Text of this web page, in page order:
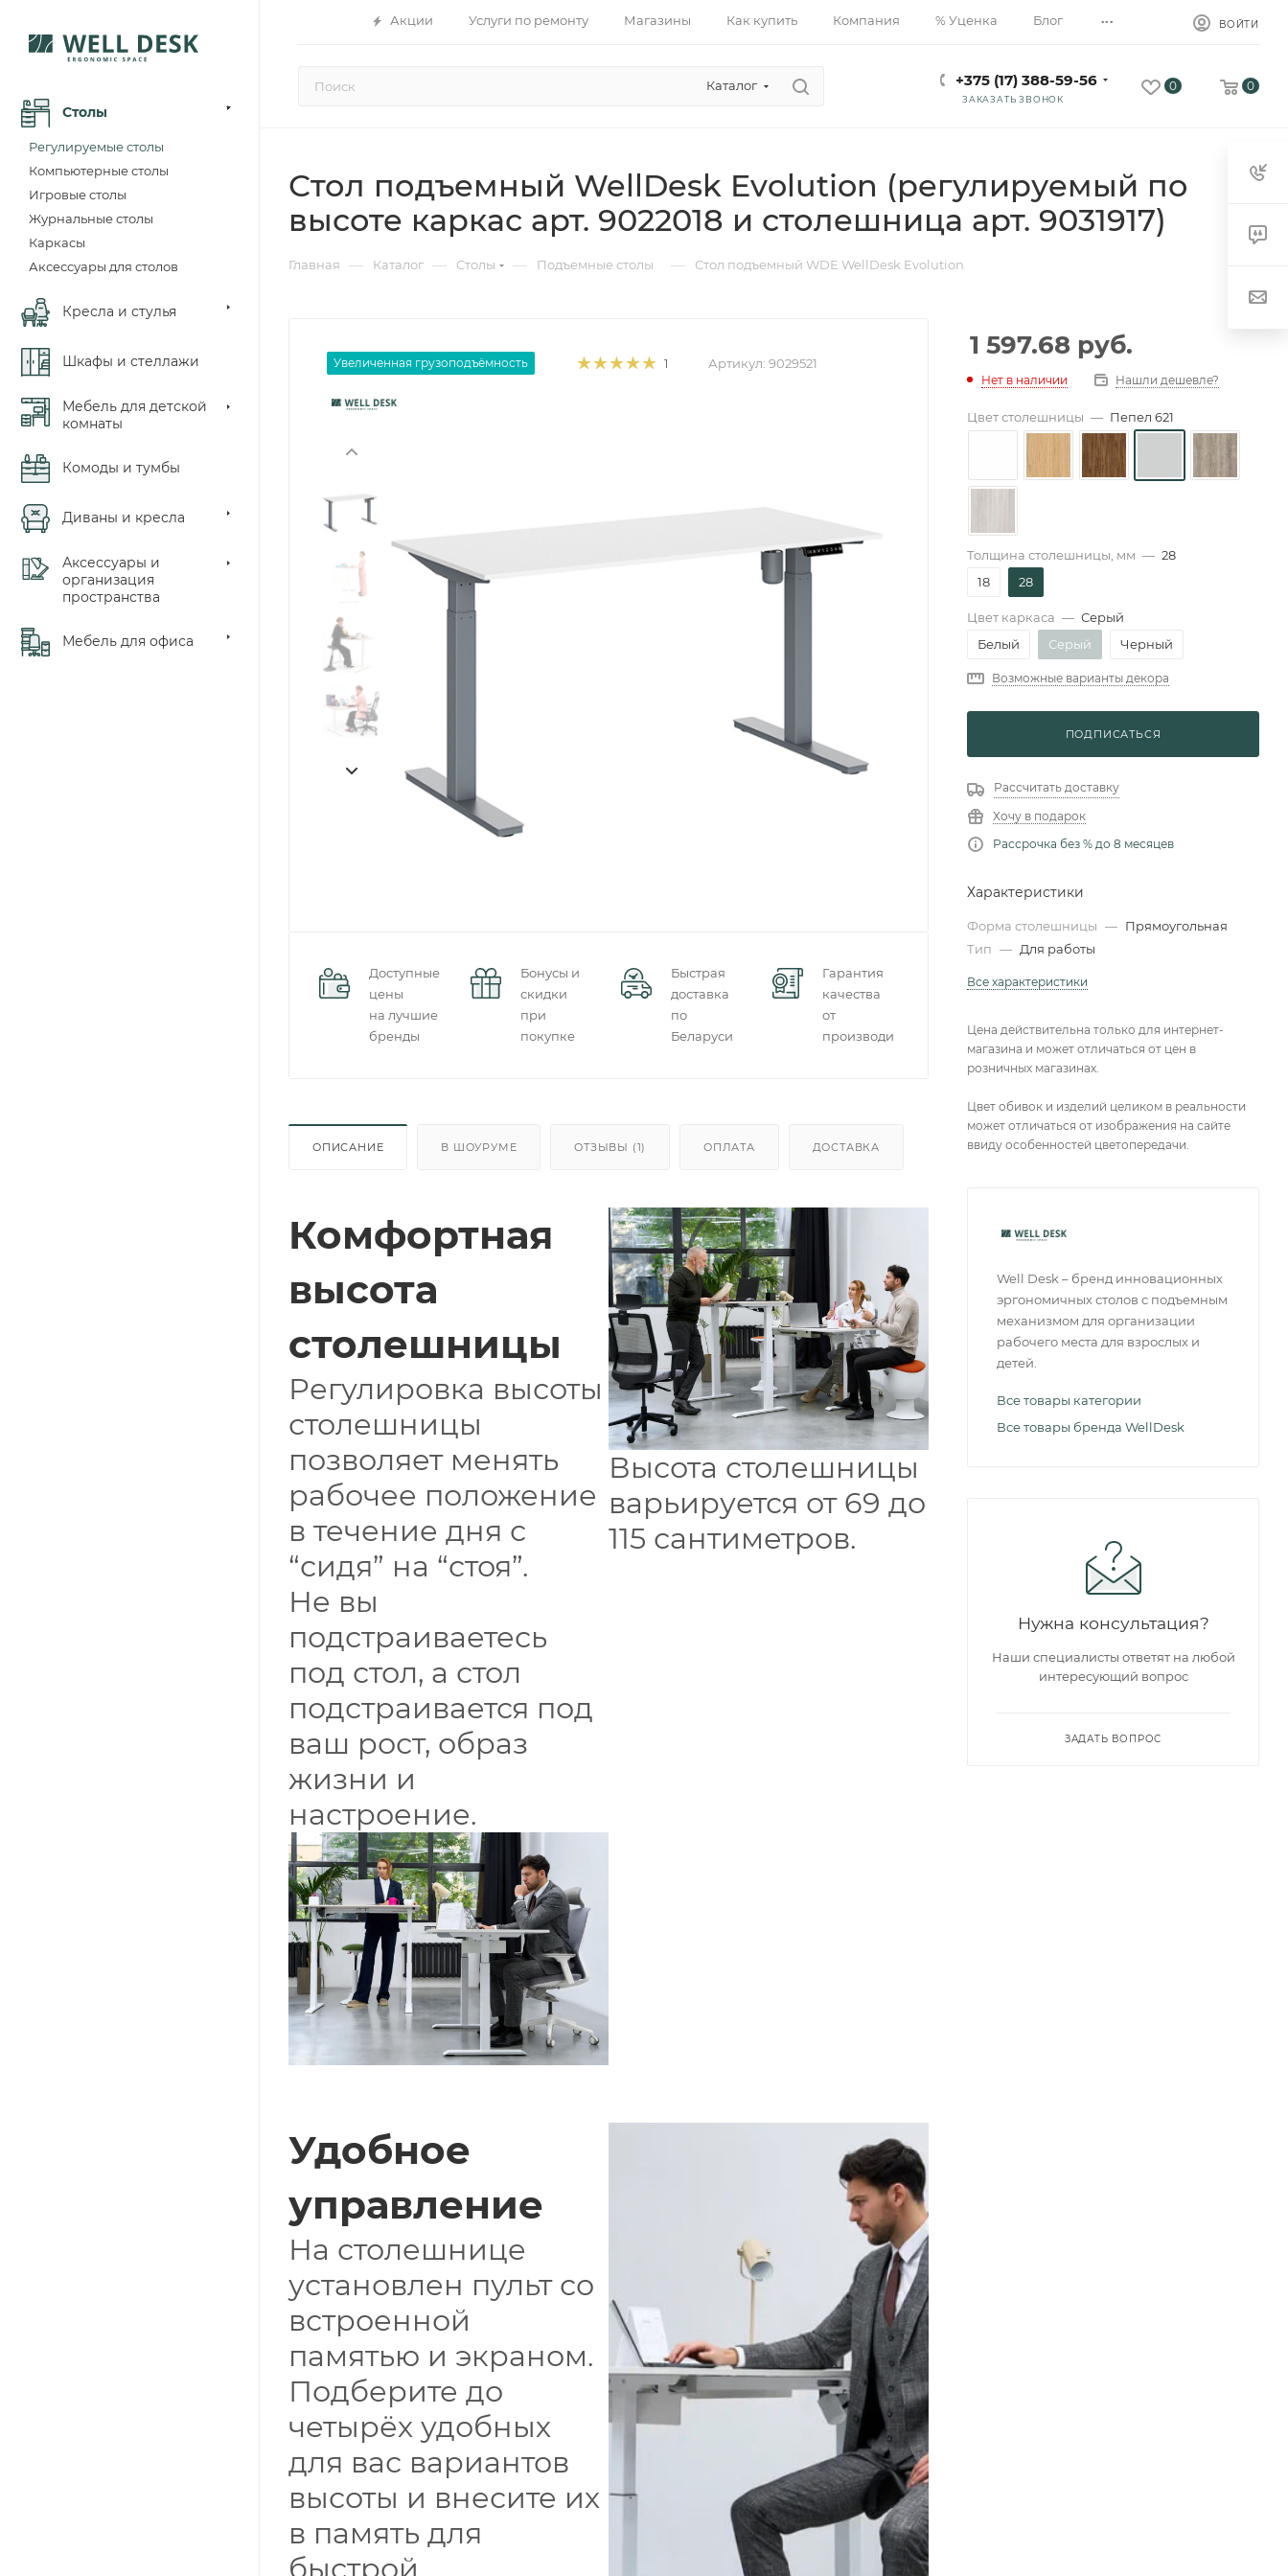
Акции Услуги по ремонту Магазины Как купить Компания % Уценка Блог ... ВОЙТИ
Каталог +375 (17) 388-59-56
ЗАКАЗАТЬ ЗВОНОК
0 0
Столы
Регулируемые столы
Компьютерные столы
Игровые столы
Журнальные столы
Каркасы
Аксессуары для столов
Кресла и стулья
Шкафы и стеллажи
Мебель для детской
комнаты
Комоды и тумбы
Диваны и кресла
Аксессуары и
организация
пространства
Мебель для офиса
Стол подъемный WellDesk Evolution (регулируемый по
высоте каркас арт. 9022018 и столешница арт. 9031917)
Главная — Каталог — Столы — Подъемные столы — Стол подъемный WDE WellDesk Evolution
Увеличенная грузоподъёмность 1 Артикул: 9029521
Доступные
цены
на лучшие
бренды
Бонусы и
скидки
при
покупке
Быстрая
доставка
по
Беларуси
Гарантия
качества
от
производителей
ОПИСАНИЕ В ШОУРУМЕ ОТЗЫВЫ (1) ОПЛАТА ДОСТАВКА
Комфортная
высота
столешницы
Регулировка высоты
столешницы
позволяет менять
рабочее положение
в течение дня с
“сидя” на “стоя”.
Не вы
подстраиваетесь
под стол, а стол
подстраивается под
ваш рост, образ
жизни и
настроение.
Высота столешницы
варьируется от 69 до
115 сантиметров.
Удобное
управление
На столешнице
установлен пульт со
встроенной
памятью и экраном.
Подберите до
четырёх удобных
для вас вариантов
высоты и внесите их
в память для
быстрой
1 597.68 руб.
Нет в наличии Нашли дешевле?
Цвет столешницы — Пепел 621
Толщина столешницы, мм — 28
18
28
Цвет каркаса — Серый
Белый
Серый Черный
Возможные варианты декора
ПОДПИСАТЬСЯ
Рассчитать доставку
Хочу в подарок
Рассрочка без % до 8 месяцев
Характеристики
Форма столешницы — Прямоугольная
Тип — Для работы
Все характеристики
Цена действительна только для интернет-
магазина и может отличаться от цен в
розничных магазинах.
Цвет обивок и изделий целиком в реальности
может отличаться от изображения на сайте
ввиду особенностей цветопередачи.
Well Desk – бренд инновационных
эргономичных столов с подъемным
механизмом для организации
рабочего места для взрослых и
детей.
Все товары категории
Все товары бренда WellDesk
Нужна консультация?
Наши специалисты ответят на любой
интересующий вопрос
ЗАДАТЬ ВОПРОС